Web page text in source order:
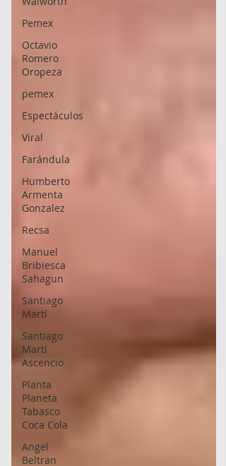
Pemex
Octavio
Romero
Oropeza
pemex
Espectáculos
Viral
Farándula
Humberto
Armenta
Gonzalez
Recsa
Manuel
Bribiesca
Sahagun
Santiago
Martí
Santiago
Martí
Ascencio
Planta
Planeta
Tabasco
Coca Cola
Angel
Beltran